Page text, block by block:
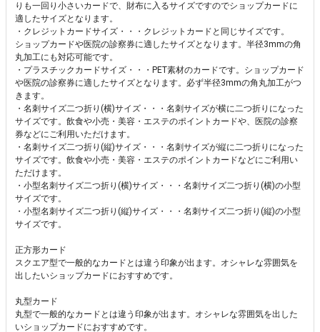
りも一回り小さいカードで、財布に入るサイズですのでショップカードに
適したサイズとなります。
・クレジットカードサイズ・・・クレジットカードと同じサイズです。
ショップカードや医院の診察券に適したサイズとなります。半径3mmの角
丸加工にも対応可能です。
・プラスチックカードサイズ・・・PET素材のカードです。ショップカード
や医院の診察券に適したサイズとなります。必ず半径3mmの角丸加工がつ
きます。
・名刺サイズ二つ折り(横)サイズ・・・名刺サイズが横に二つ折りになった
サイズです。飲食や小売・美容・エステのポイントカードや、医院の診察
券などにご利用いただけます。
・名刺サイズ二つ折り(縦)サイズ・・・名刺サイズが縦に二つ折りになった
サイズです。飲食や小売・美容・エステのポイントカードなどにご利用い
ただけます。
・小型名刺サイズ二つ折り(横)サイズ・・・名刺サイズ二つ折り(横)の小型
サイズです。
・小型名刺サイズ二つ折り(縦)サイズ・・・名刺サイズ二つ折り(縦)の小型
サイズです。
正方形カード
スクエア型で一般的なカードとは違う印象が出ます。オシャレな雰囲気を
出したいショップカードにおすすめです。
丸型カード
丸型で一般的なカードとは違う印象が出ます。オシャレな雰囲気を出した
いショップカードにおすすめです。